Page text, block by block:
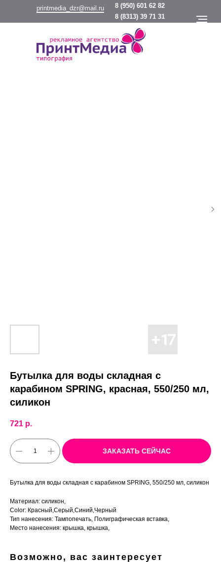
8 (950) 601 62 82
printmedia_dzr@mail.ru
8 (8313) 39 71 31
Бутылка для воды складная с
карабином SPRING, красная, 550/250 мл,
силикон
721 р.
ЗАКАЗАТЬ СЕЙЧАС
Бутылка для воды складная с карабином SPRING, 550/250 мл, силикон
Материал: силикон,
Color: Красный,Серый,Синий,Черный
Тип нанесения: Тампопечать, Полиграфическая вставка,
Место нанесения: крышка, крышка,
Возможно, вас заинтересует